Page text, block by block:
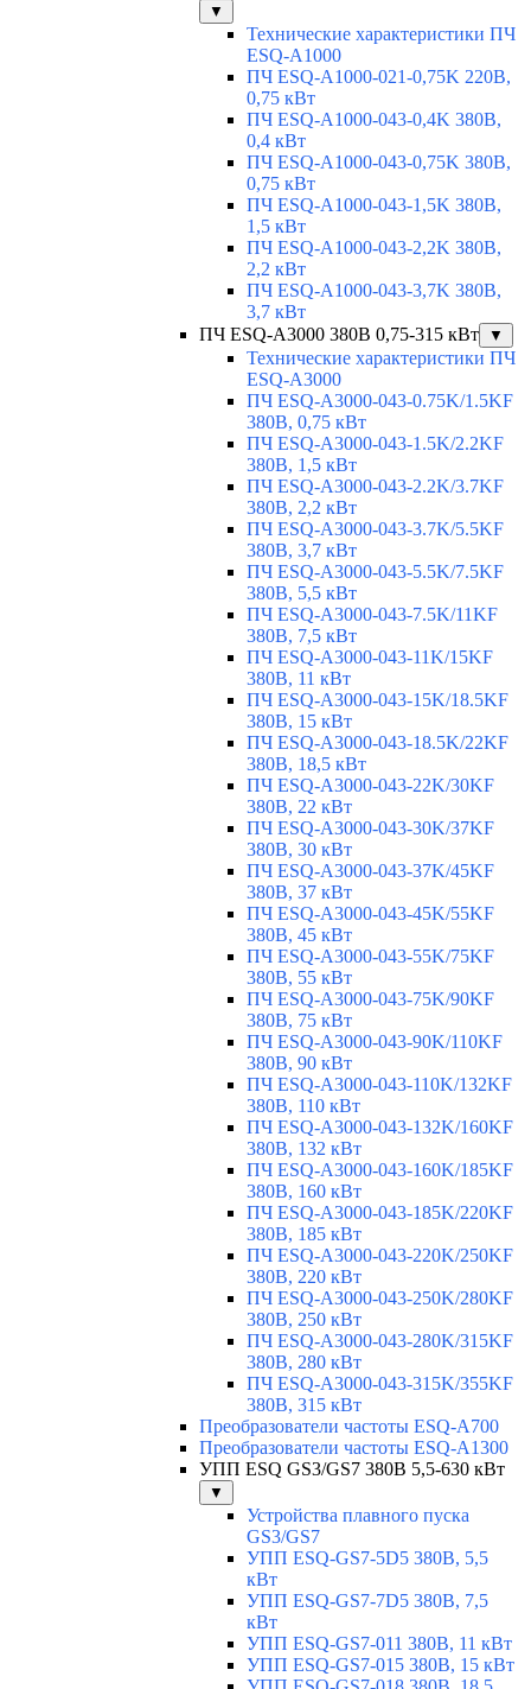
▼
Технические характеристики ПЧ
ESQ-A1000
ПЧ ESQ-A1000-021-0,75K 220В,
0,75 кВт
ПЧ ESQ-A1000-043-0,4K 380В,
0,4 кВт
ПЧ ESQ-A1000-043-0,75K 380В,
0,75 кВт
ПЧ ESQ-A1000-043-1,5K 380В,
1,5 кВт
ПЧ ESQ-A1000-043-2,2K 380В,
2,2 кВт
ПЧ ESQ-A1000-043-3,7K 380В,
3,7 кВт
ПЧ ESQ-A3000 380В 0,75-315 кВт
▼
Технические характеристики ПЧ
ESQ-A3000
ПЧ ESQ-A3000-043-0.75K/1.5KF
380В, 0,75 кВт
ПЧ ESQ-A3000-043-1.5K/2.2KF
380В, 1,5 кВт
ПЧ ESQ-A3000-043-2.2K/3.7KF
380В, 2,2 кВт
ПЧ ESQ-A3000-043-3.7K/5.5KF
380В, 3,7 кВт
ПЧ ESQ-A3000-043-5.5K/7.5KF
380В, 5,5 кВт
ПЧ ESQ-A3000-043-7.5K/11KF
380В, 7,5 кВт
ПЧ ESQ-A3000-043-11K/15KF
380В, 11 кВт
ПЧ ESQ-A3000-043-15K/18.5KF
380В, 15 кВт
ПЧ ESQ-A3000-043-18.5K/22KF
380В, 18,5 кВт
ПЧ ESQ-A3000-043-22K/30KF
380В, 22 кВт
ПЧ ESQ-A3000-043-30K/37KF
380В, 30 кВт
ПЧ ESQ-A3000-043-37K/45KF
380В, 37 кВт
ПЧ ESQ-A3000-043-45K/55KF
380В, 45 кВт
ПЧ ESQ-A3000-043-55K/75KF
380В, 55 кВт
ПЧ ESQ-A3000-043-75K/90KF
380В, 75 кВт
ПЧ ESQ-A3000-043-90K/110KF
380В, 90 кВт
ПЧ ESQ-A3000-043-110K/132KF
380В, 110 кВт
ПЧ ESQ-A3000-043-132K/160KF
380В, 132 кВт
ПЧ ESQ-A3000-043-160K/185KF
380В, 160 кВт
ПЧ ESQ-A3000-043-185K/220KF
380В, 185 кВт
ПЧ ESQ-A3000-043-220K/250KF
380В, 220 кВт
ПЧ ESQ-A3000-043-250K/280KF
380В, 250 кВт
ПЧ ESQ-A3000-043-280K/315KF
380В, 280 кВт
ПЧ ESQ-A3000-043-315K/355KF
380В, 315 кВт
Преобразователи частоты ESQ-A700
Преобразователи частоты ESQ-A1300
УПП ESQ GS3/GS7 380В 5,5-630 кВт
▼
Устройства плавного пуска
GS3/GS7
УПП ESQ-GS7-5D5 380В, 5,5
кВт
УПП ESQ-GS7-7D5 380В, 7,5
кВт
УПП ESQ-GS7-011 380В, 11 кВт
УПП ESQ-GS7-015 380В, 15 кВт